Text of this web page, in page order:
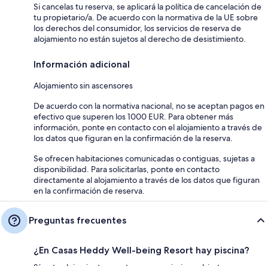
Si cancelas tu reserva, se aplicará la política de cancelación de
tu propietario/a. De acuerdo con la normativa de la UE sobre
los derechos del consumidor, los servicios de reserva de
alojamiento no están sujetos al derecho de desistimiento.
Información adicional
Alojamiento sin ascensores
De acuerdo con la normativa nacional, no se aceptan pagos en
efectivo que superen los 1000 EUR. Para obtener más
información, ponte en contacto con el alojamiento a través de
los datos que figuran en la confirmación de la reserva.
Se ofrecen habitaciones comunicadas o contiguas, sujetas a
disponibilidad. Para solicitarlas, ponte en contacto
directamente al alojamiento a través de los datos que figuran
en la confirmación de reserva.
Preguntas frecuentes
¿En Casas Heddy Well-being Resort hay piscina?